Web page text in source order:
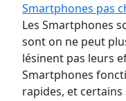
Smartphones pas
Les Smartphones
sont on ne peut
lésinent pas leurs
Smartphones
rapides, et